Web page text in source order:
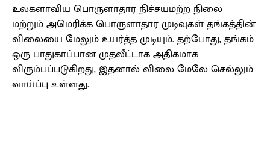
உலகளாவிய பொருளாதார நிச்சயமற்ற நிலை
மற்றும் அமெரிக்க பொருளாதார முடிவுகள் தங்கத்தின்
விலையை மேலும் உயர்த்த முடியும். தற்போது, தங்கம்
ஒரு பாதுகாப்பான முதலீட்டாக அதிகமாக
விரும்பப்படுகிறது, இதனால் விலை மேலே செல்லும்
வாய்ப்பு உள்ளது.